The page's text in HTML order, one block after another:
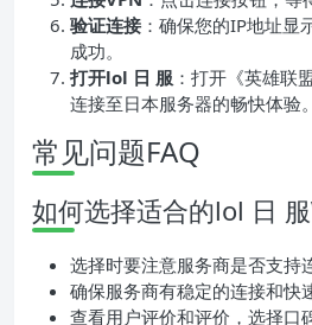
验证连接 ：确保您的IP地址显
成功。
打开lol 日 服 ：打开《英雄联
连接至日本服务器的畅快体验。
常见问题FAQ
如何选择适合的lol 日
选择时要注意服务商是否支持
确保服务商有稳定的连接和快
查看用户评价和评价，选择口